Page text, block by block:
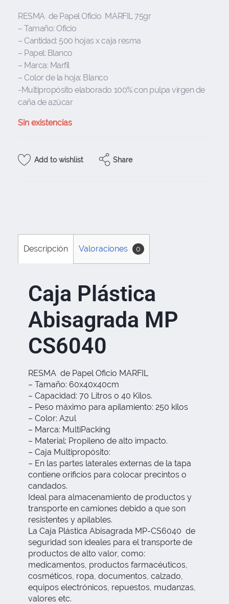
RESMA de Papel Oficio MARFIL 75gr
– Tamaño: Oficio
– Cantidad: 500 hojas x caja resma
– Papel: Blanco
– Marca: Marfil
– Color de la hoja: Blanco
-Multipropósito elaborado 100% con pulpa virgen de
caña de azúcar
Sin existencias
Add to wishlist Share
Descripción Valoraciones 0
Caja Plástica
Abisagrada MP
CS6040
RESMA de Papel Oficio MARFIL
– Tamaño: 60x40x40cm
– Capacidad: 70 Litros o 40 Kilos.
– Peso máximo para apilamiento: 250 kilos
– Color: Azul
– Marca: MultiPacking
– Material: Propileno de alto impacto.
– Caja Multipropósito:
– En las partes laterales externas de la tapa
contiene orificios para colocar precintos o
candados.
Ideal para almacenamiento de productos y
transporte en camiones debido a que son
resistentes y apilables.
La Caja Plástica Abisagrada MP-CS6040 de
seguridad son ideales para el transporte de
productos de alto valor, como:
medicamentos, productos farmacéuticos,
cosméticos, ropa, documentos, calzado,
equipos electrónicos, repuestos, mudanzas,
valores etc.